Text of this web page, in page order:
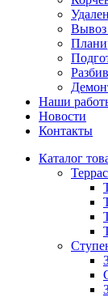
Вывоз
Наши
Новости
Контакты
Каталог